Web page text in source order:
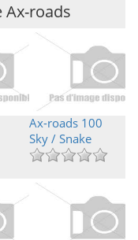
roads
Ax-roads 100
Sky / Snake